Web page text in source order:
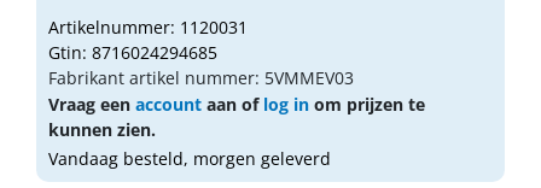
Artikelnummer: 1120031
Gtin: 8716024294685
Fabrikant artikel nummer: 5VMMEV03
Vraag een account aan of log in om prijzen te
kunnen zien.
Vandaag besteld, morgen geleverd